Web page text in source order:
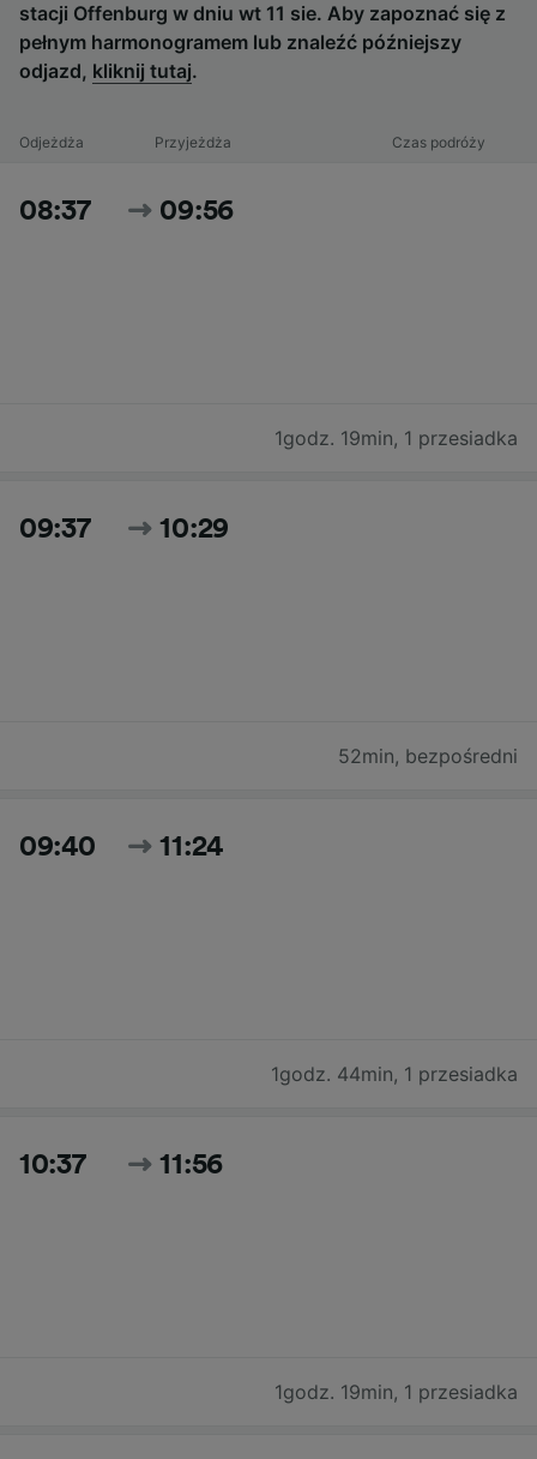
stacji Offenburg w dniu wt 11 sie. Aby zapoznać się z
pełnym harmonogramem lub znaleźć późniejszy
odjazd, kliknij tutaj.
Odjeżdża Przyjeżdża Czas podróży
08:37 09:56
1godz. 19min, 1 przesiadka
09:37 10:29
52min, bezpośredni
09:40 11:24
1godz. 44min, 1 przesiadka
10:37 11:56
1godz. 19min, 1 przesiadka